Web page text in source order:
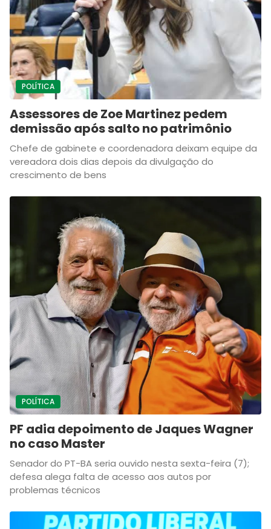
POLÍTICA
Assessores de Zoe Martinez pedem
demissão após salto no patrimônio
Chefe de gabinete e coordenadora deixam equipe da
vereadora dois dias depois da divulgação do
crescimento de bens
POLÍTICA
PF adia depoimento de Jaques Wagner
no caso Master
Senador do PT-BA seria ouvido nesta sexta-feira (7);
defesa alega falta de acesso aos autos por
problemas técnicos